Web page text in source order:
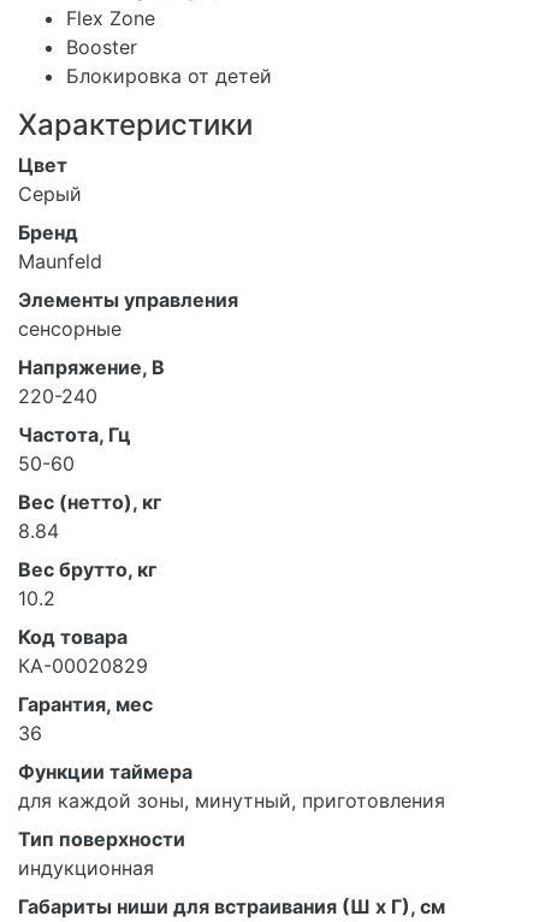
Flex Zone
Booster
Блокировка от детей
Характеристики
Цвет
Серый
Бренд
Maunfeld
Элементы управления
сенсорные
Напряжение, В
220-240
Частота, Гц
50-60
Вес (нетто), кг
8.84
Вес брутто, кг
10.2
Код товара
КА-00020829
Гарантия, мес
36
Функции таймера
для каждой зоны, минутный, приготовления
Тип поверхности
индукционная
Габариты ниши для встраивания (Ш х Г), см